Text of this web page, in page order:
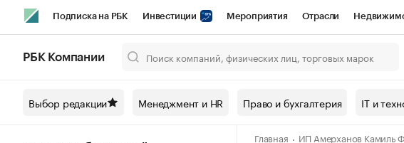
Подписка на РБК Инвестиции Мероприятия Отрасли
Спецпроекты СПб Конференции СПб Спецпроекты Проверка
РБК Компании
Выбор редакции Менеджмент и HR Право и бухгалтерия IT и
Главная ИП Амерханов Камиль